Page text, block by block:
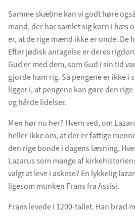
Samme skæbne kan vi godt høre
mand, der har samlet sig korn i hæs
er, at de rige mænd ikke er onde. De
Efter jødisk antagelse er deres
Gud er med dem, som Gud i sin tid
gjorde ham rig. Så pengene er ikke i
ligger i, at pengene kan gøre den
og hårde lidelser.
Men hør nu her? Hvem ved, om
heller ikke om, at der er fattige
den rige bonde i dagens læsning.
Lazarus som mange af
valgt at leve i askese? En lykkelig
ligesom munken Frans fra Assisi.
Frans levede i 1200-tallet. Han brød